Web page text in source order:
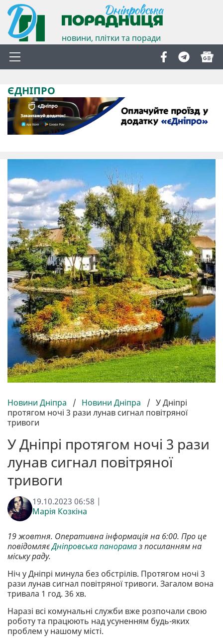
новини, плітки та поради
ЄДНІПРО
Новини Дніпра / Новини Дніпра / У Дніпрі
протягом ночі 3 рази лунав сигнал повітряної
тривоги
У Дніпрі протягом ночі 3 рази
лунав сигнал повітряної
тривоги
19.10.2023 06:58 |
Марія Козкіна
19 жовтня. Оперативна інформація на 6:00. Про це
повідомляєДніпровська панорамаз посиланням на
міську раду.
Ніч у Дніпрі минула без обстрілів. Протягом ночі 3
рази лунав сигнал повітряної тривоги. Загалом вона
тривала 1 год. 36 хв.
Наразі всі комунальні служби вже розпочали свою
роботу та працюють над усуненням будь-яких
проблем у нашому місті.